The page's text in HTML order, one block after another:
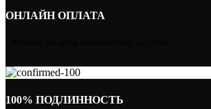
ОНЛАЙН ОПЛАТА
100% ПОДЛИННОСТЬ